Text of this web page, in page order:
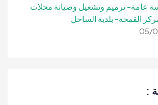
عامة- ترميم وتشغيل وصيانة محلات
القمحة- بلدية الساحل
05/
: